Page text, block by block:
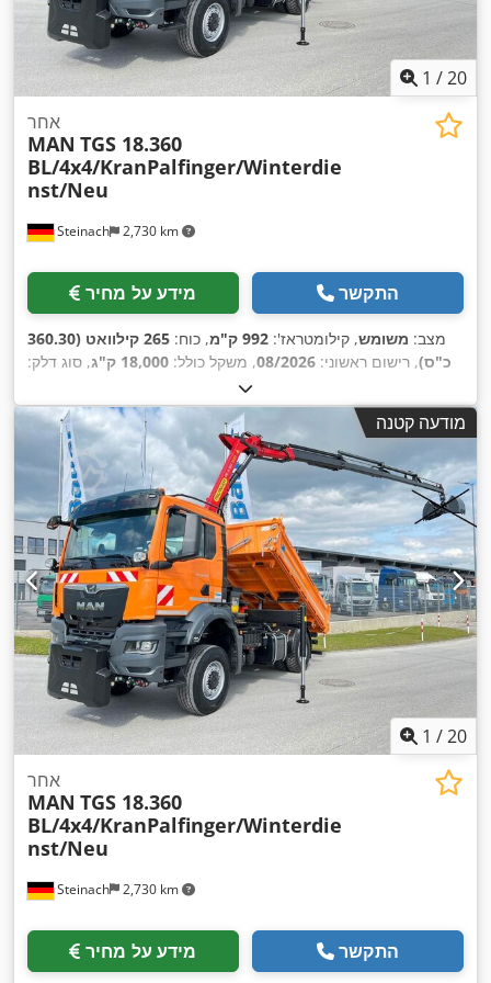
1 /20
Steinach 2,730 km
אחר
MAN TGS 18.360
BL/4x4/KranPalfinger/Winterdie
nst/Neu
מידע על מחיר התקשר
מצב: משומש, קילומטראז': 992 ק"מ , כוח:
265 קילוואט (360.30
כ"ס), רישום ראשוני: 08/2026, משקל כולל: 18,000 ק"ג
, סוג דלק:
, תצורת סרן:
08/2027
, סוג תמסורת:אוטומטי, רוחב שטח הטעינה:2,450 מ"מ
,
אורך אזור הטעינה:
4,200 מ"מ , גובה תא המטען: 600 מ"מ
, שנת
, ציוד:הנעה בכל הגלגלים, חימום חניה, מיזוג אוויר,
מנוף, מערכת בלימה למניעת נעילה (ABS), תכנית ייצוב
אלקטרונית (ESP),
מודעה קטנה
1 /20
Steinach 2,730 km
אחר
MAN TGS 18.360
BL/4x4/KranPalfinger/Winterdie
nst/Neu
מידע על מחיר התקשר